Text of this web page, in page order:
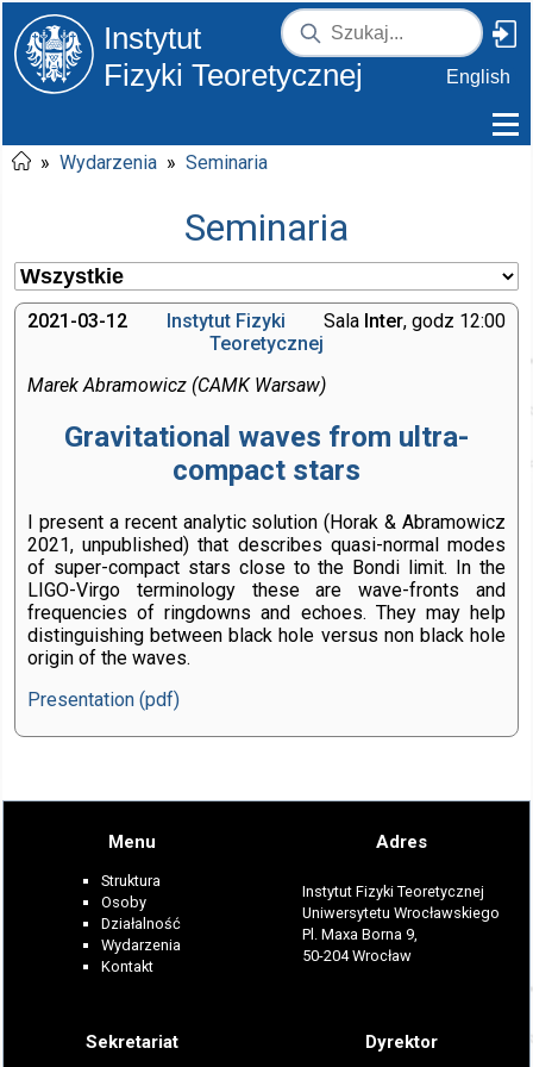
Instytut
Fizyki Teoretycznej
English
» Wydarzenia » Seminaria
Seminaria
2021-03-12 Sala Inter, godz 12:00
Instytut Fizyki
Teoretycznej
Marek Abramowicz (CAMK Warsaw)
Gravitational waves from ultra-
compact stars
I present a recent analytic solution (Horak & Abramowicz
2021, unpublished) that describes quasi-normal modes
of super-compact stars close to the Bondi limit. In the
LIGO-Virgo terminology these are wave-fronts and
frequencies of ringdowns and echoes. They may help
distinguishing between black hole versus non black hole
origin of the waves.
Presentation (pdf)
Menu
Struktura
Osoby
Działalność
Wydarzenia
Kontakt
Adres
Instytut Fizyki Teoretycznej
Uniwersytetu Wrocławskiego
Pl. Maxa Borna 9,
50-204 Wrocław
Sekretariat Dyrektor